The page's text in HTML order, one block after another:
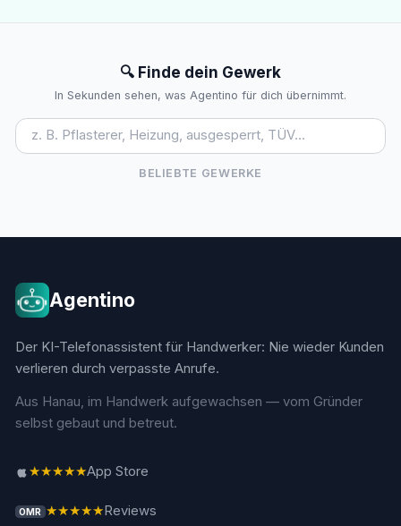
🔍 Finde dein Gewerk
In Sekunden sehen, was Agentino für dich übernimmt.
BELIEBTE GEWERKE
Agentino
Der KI-Telefonassistent für Handwerker: Nie wieder Kunden
verlieren durch verpasste Anrufe.
Aus Hanau, im Handwerk aufgewachsen — vom Gründer
selbst gebaut und betreut.
★★★★★App Store
OMR ★★★★★ Reviews